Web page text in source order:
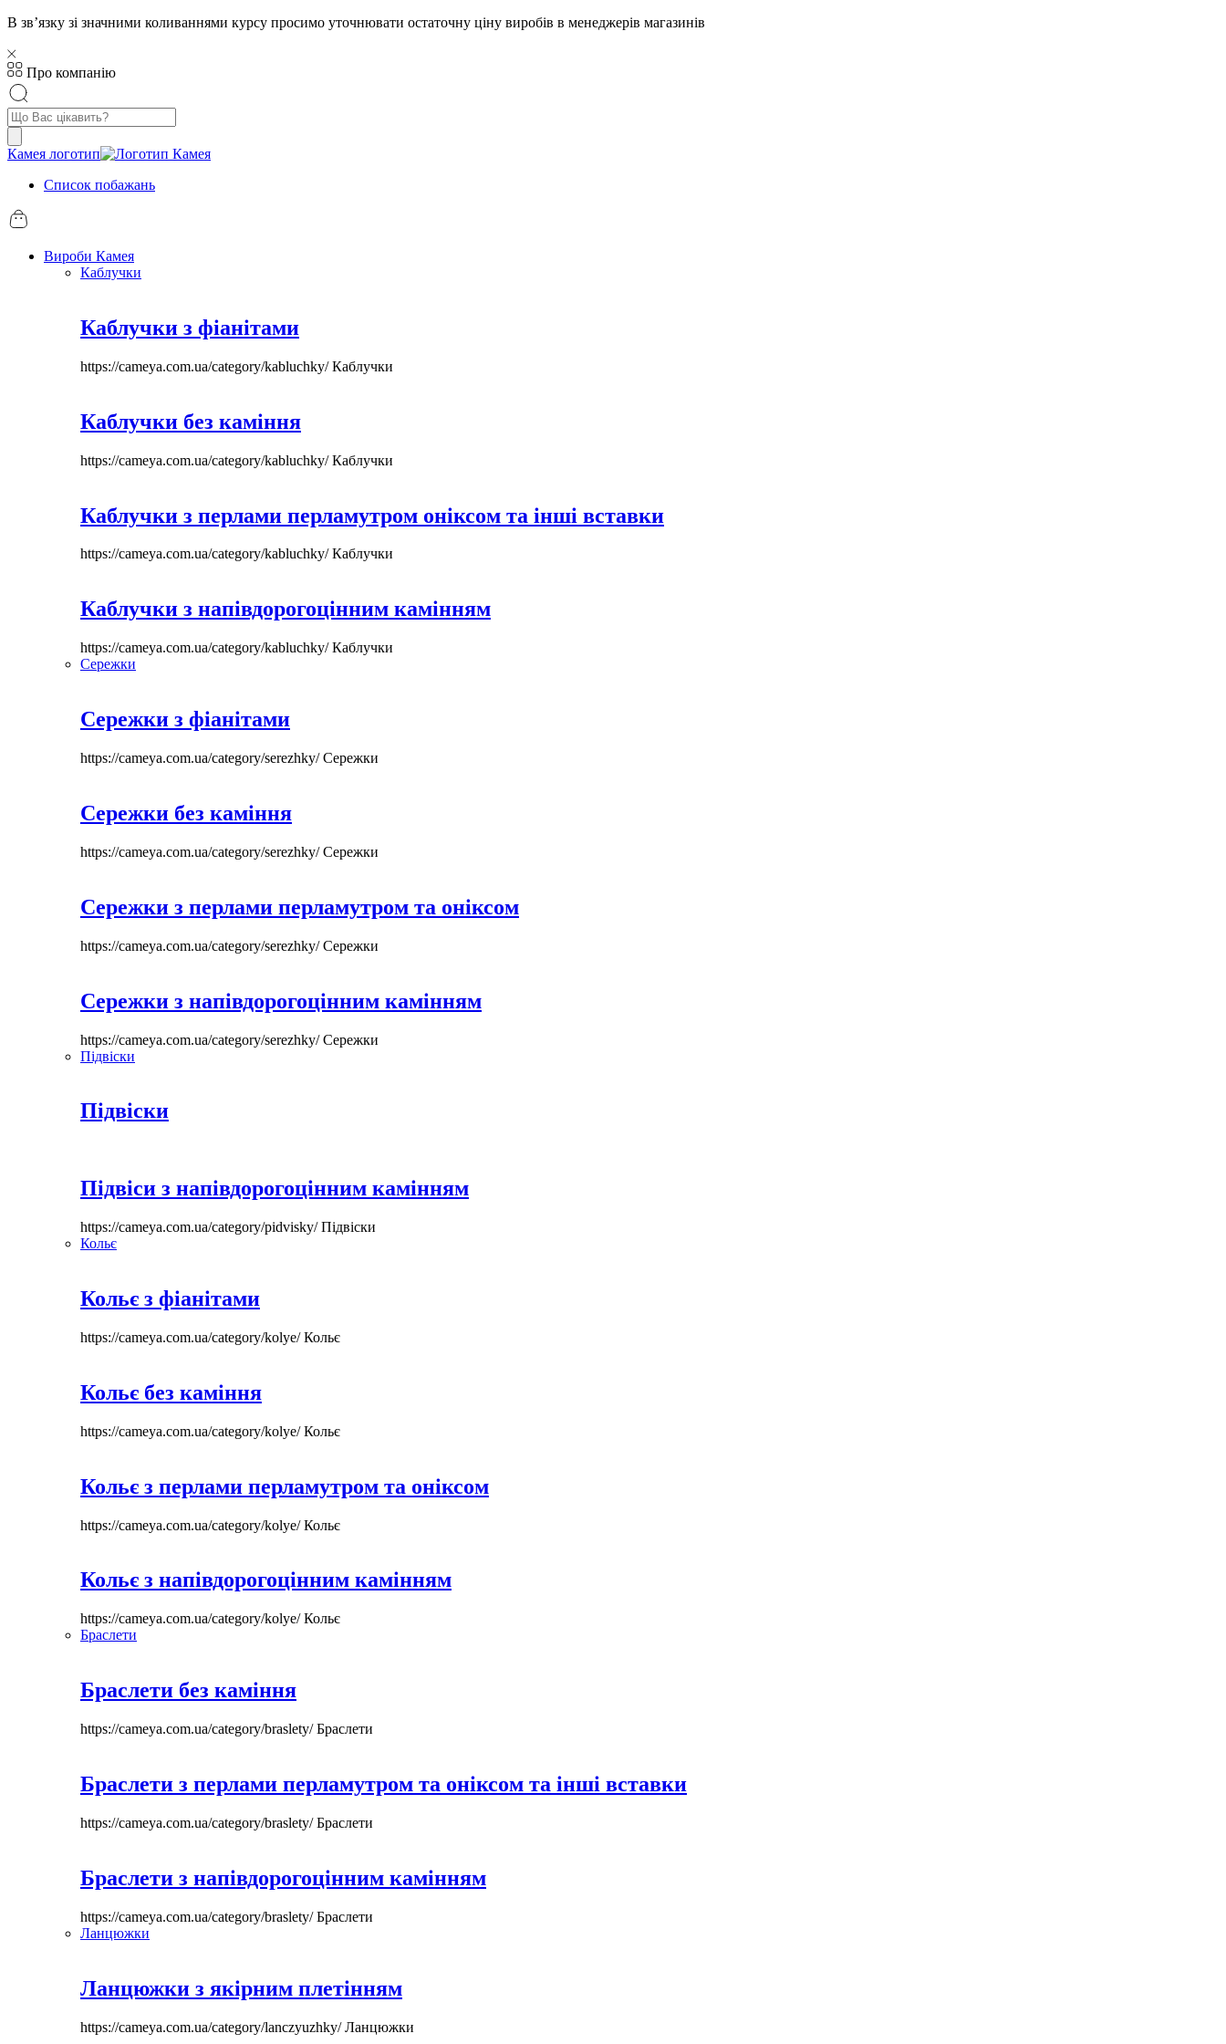
В звʼязку зі значними коливаннями курсу просимо уточнювати остаточну ціну виробів в менеджерів магазинів
Про компанію
Пошук
товарів
Камея логотип
Список побажань
Вироби Камея
Каблучки
Каблучки з фіанітами
https://cameya.com.ua/category/kabluchky/Каблучки
Каблучки без каміння
https://cameya.com.ua/category/kabluchky/Каблучки
Каблучки з перлами перламутром оніксом та інші вставки
https://cameya.com.ua/category/kabluchky/Каблучки
Каблучки з напівдорогоцінним камінням
https://cameya.com.ua/category/kabluchky/Каблучки
Сережки
Сережки з фіанітами
https://cameya.com.ua/category/serezhky/Сережки
Сережки без каміння
https://cameya.com.ua/category/serezhky/Сережки
Сережки з перлами перламутром та оніксом
https://cameya.com.ua/category/serezhky/Сережки
Сережки з напівдорогоцінним камінням
https://cameya.com.ua/category/serezhky/Сережки
Підвіски
Підвіски
Підвіси з напівдорогоцінним камінням
https://cameya.com.ua/category/pidvisky/Підвіски
Кольє
Кольє з фіанітами
https://cameya.com.ua/category/kolye/Кольє
Кольє без каміння
https://cameya.com.ua/category/kolye/Кольє
Кольє з перлами перламутром та оніксом
https://cameya.com.ua/category/kolye/Кольє
Кольє з напівдорогоцінним камінням
https://cameya.com.ua/category/kolye/Кольє
Браслети
Браслети без каміння
https://cameya.com.ua/category/braslety/Браслети
Браслети з перлами перламутром та оніксом та інші вставки
https://cameya.com.ua/category/braslety/Браслети
Браслети з напівдорогоцінним камінням
https://cameya.com.ua/category/braslety/Браслети
Ланцюжки
Ланцюжки з якірним плетінням
https://cameya.com.ua/category/lanczyuzhky/Ланцюжки